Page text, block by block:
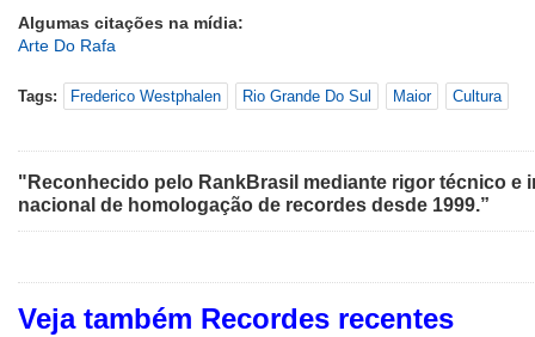
Algumas citações na mídia:
Arte Do Rafa
Tags: Frederico Westphalen Rio Grande Do Sul Maior Cultura
"Reconhecido pelo RankBrasil mediante rigor técnico e
nacional de homologação de recordes desde 1999.”
Veja também Recordes recentes